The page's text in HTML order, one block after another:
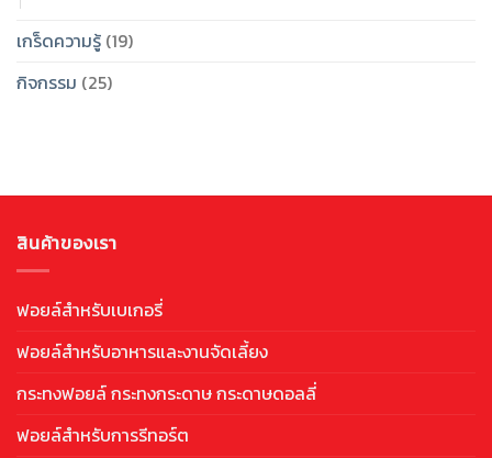
เกร็ดความรู้ (19)
กิจกรรม (25)
สินค้าของเรา
ฟอยล์สำหรับเบเกอรี่
ฟอยล์สำหรับอาหารและงานจัดเลี้ยง
กระทงฟอยล์ กระทงกระดาษ กระดาษดอลลี่
ฟอยล์สำหรับการรีทอร์ต